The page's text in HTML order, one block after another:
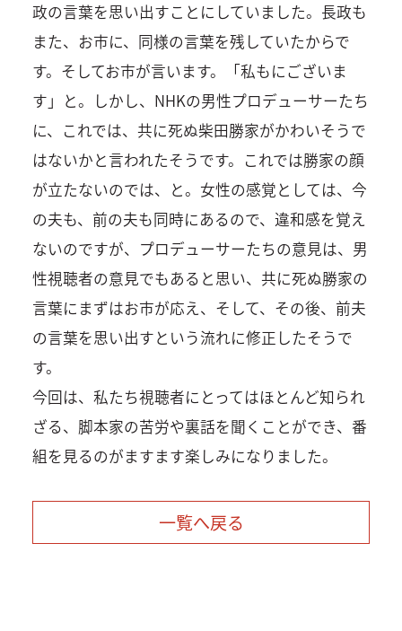
政の言葉を思い出すことにしていました。長政も
また、お市に、同様の言葉を残していたからで
す。そしてお市が言います。「私もにございま
す」と。しかし、NHKの男性プロデューサーたち
に、これでは、共に死ぬ柴田勝家がかわいそうで
はないかと言われたそうです。これでは勝家の顔
が立たないのでは、と。女性の感覚としては、今
の夫も、前の夫も同時にあるので、違和感を覚え
ないのですが、プロデューサーたちの意見は、男
性視聴者の意見でもあると思い、共に死ぬ勝家の
言葉にまずはお市が応え、そして、その後、前夫
の言葉を思い出すという流れに修正したそうで
す。
今回は、私たち視聴者にとってはほとんど知られ
ざる、脚本家の苦労や裏話を聞くことができ、番
組を見るのがますます楽しみになりました。
一覧へ戻る